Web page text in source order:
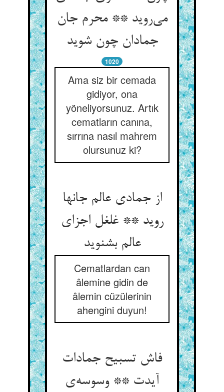
می‌روید ** محرم جان
جمادان چون شوید
1020
Ama siz bir cemada
gidiyor, ona
yöneliyorsunuz. Artık
cematların canına,
sırrına nasıl mahrem
olursunuz ki?
از جمادی عالم جانها
روید ** غلغل اجزای
عالم بشنوید
Cematlardan can
âlemine gidin de
âlemin cüzülerinin
ahengini duyun!
فاش تسبیح جمادات
آیدت ** وسوسه‌ی